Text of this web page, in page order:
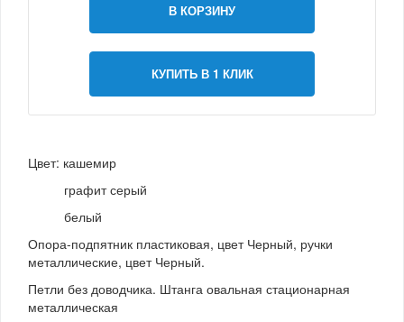
В КОРЗИНУ
КУПИТЬ В 1 КЛИК
Цвет: кашемир
графит серый
белый
Опора-подпятник пластиковая, цвет Черный, ручки
металлические, цвет Черный.
Петли без доводчика. Штанга овальная стационарная
металлическая